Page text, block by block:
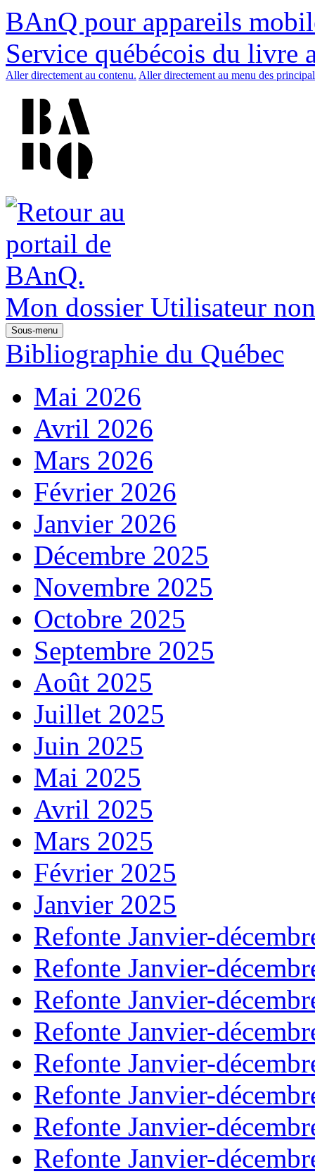
BAnQ pour appareils
Service québécois du livre
Aller directement au contenu. Aller directement au menu des
Mon dossier Utilisateur
Sous-menu
Bibliographie du Québec
Mai 2026
Avril 2026
Mars 2026
Février 2026
Janvier 2026
Décembre 2025
Novembre 2025
Octobre 2025
Septembre 2025
Août 2025
Juillet 2025
Juin 2025
Mai 2025
Avril 2025
Mars 2025
Février 2025
Janvier 2025
Refonte Janvier-
Refonte Janvier-
Refonte Janvier-
Refonte Janvier-
Refonte Janvier-
Refonte Janvier-
Refonte Janvier-
Refonte Janvier-